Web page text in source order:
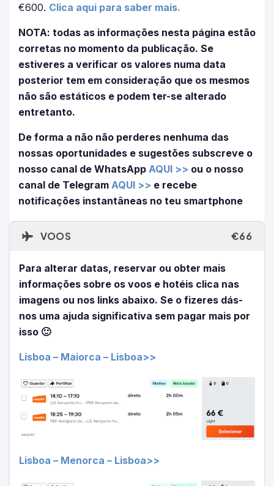
€600. Clica aqui para saber mais.
NOTA: todas as informações nesta página estão
corretas no momento da publicação. Se
estiveres a verificar os valores numa data
posterior tem em consideração que os mesmos
não são estáticos e podem ter-se alterado
entretanto.
De forma a não não perderes nenhuma das
nossas oportunidades e sugestões subscreve o
nosso canal de WhatsApp AQUI >> ou o nosso
canal de Telegram AQUI >> e recebe
notificações instantâneas no teu smartphone
VOOS €66
Para alterar datas, reservar ou obter mais
informações sobre os voos e hotéis clica nas
imagens ou nos links abaixo. Se o fizeres dás-
nos uma ajuda significativa sem pagar mais por
isso 🙂
Lisboa – Maiorca – Lisboa>>
Lisboa – Menorca – Lisboa>>